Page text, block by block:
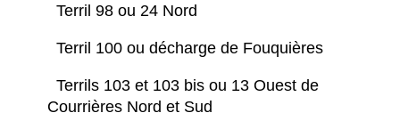
Terril 98 ou 24 Nord
Terril 100 ou décharge de Fouquières
Terrils 103 et 103 bis ou 13 Ouest de
Courrières Nord et Sud